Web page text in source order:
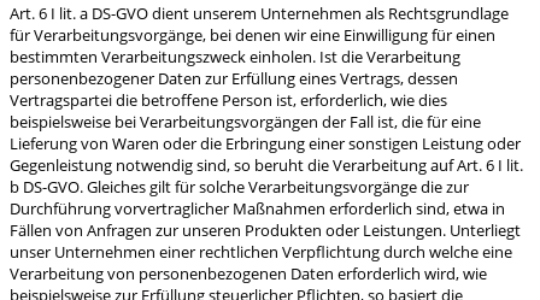
Art. 6 I lit. a DS-GVO dient unserem Unternehmen als Rechtsgrundlage
für Verarbeitungsvorgänge, bei denen wir eine Einwilligung für einen
bestimmten Verarbeitungszweck einholen. Ist die Verarbeitung
personenbezogener Daten zur Erfüllung eines Vertrags, dessen
Vertragspartei die betroffene Person ist, erforderlich, wie dies
beispielsweise bei Verarbeitungsvorgängen der Fall ist, die für eine
Lieferung von Waren oder die Erbringung einer sonstigen Leistung oder
Gegenleistung notwendig sind, so beruht die Verarbeitung auf Art. 6 I lit.
b DS-GVO. Gleiches gilt für solche Verarbeitungsvorgänge die zur
Durchführung vorvertraglicher Maßnahmen erforderlich sind, etwa in
Fällen von Anfragen zur unseren Produkten oder Leistungen. Unterliegt
unser Unternehmen einer rechtlichen Verpflichtung durch welche eine
Verarbeitung von personenbezogenen Daten erforderlich wird, wie
beispielsweise zur Erfüllung steuerlicher Pflichten, so basiert die